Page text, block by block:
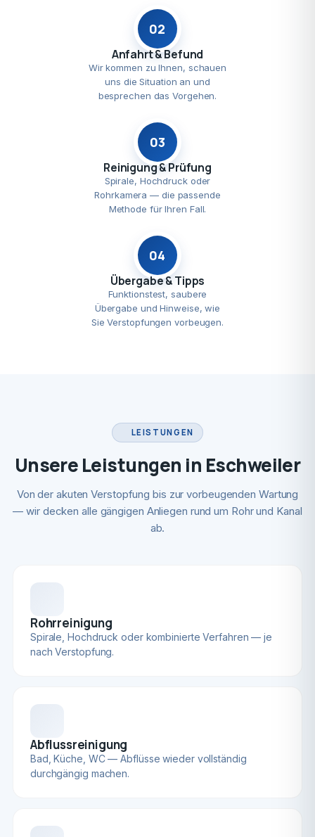
02
Anfahrt & Befund
Wir kommen zu Ihnen, schauen
uns die Situation an und
besprechen das Vorgehen.
03
Reinigung & Prüfung
Spirale, Hochdruck oder
Rohrkamera — die passende
Methode für Ihren Fall.
04
Übergabe & Tipps
Funktionstest, saubere
Übergabe und Hinweise, wie
Sie Verstopfungen vorbeugen.
LEISTUNGEN
Unsere Leistungen in Eschweiler
Von der akuten Verstopfung bis zur vorbeugenden Wartung
— wir decken alle gängigen Anliegen rund um Rohr und Kanal
ab.
Rohrreinigung
Spirale, Hochdruck oder kombinierte Verfahren — je
nach Verstopfung.
Abflussreinigung
Bad, Küche, WC — Abflüsse wieder vollständig
durchgängig machen.